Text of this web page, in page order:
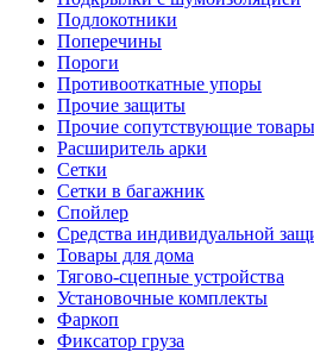
Подлокотники
Поперечины
Пороги
Противооткатные упоры
Прочие защиты
Прочие сопутствующие товары
Расширитель арки
Сетки
Сетки в багажник
Спойлер
Средства индивидуальной
Товары для дома
Тягово-сцепные устройства
Установочные комплекты
Фаркоп
Фиксатор груза